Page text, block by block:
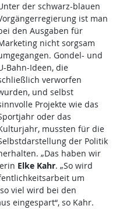
der schwarz-blauen
ist man
den Ausgaben für
nicht sorgsam
Gondel- und
Bahn-Ideen, die
verworfen
und selbst
Projekte wie das
oder das
mussten für die
der Politik
„Das haben wir
Elke Kahr. „So wird
um
viel wird bei den
eingespart“, so Kahr.